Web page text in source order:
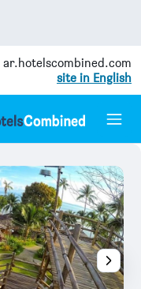
ar.hotelscombined.com
site in English